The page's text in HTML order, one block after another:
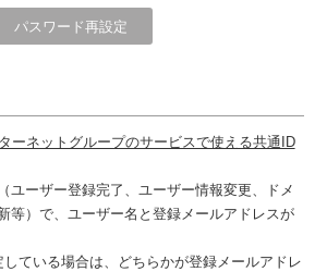
ーネットグループのサービスで使える共通ID
ユーザー登録完了、ユーザー情報変更、ドメ
等）で、ユーザー名と登録メールアドレスが
ている場合は、どちらかが登録メールアドレ